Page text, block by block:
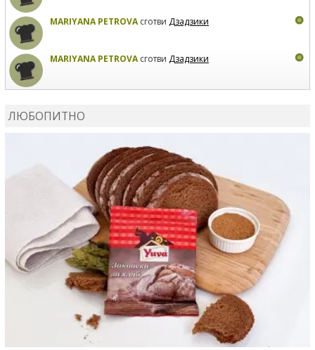
MARIYANA PETROVAсготви Дзадзики
MARIYANA PETROVAсготви Дзадзики
ЛЮБОПИТНО